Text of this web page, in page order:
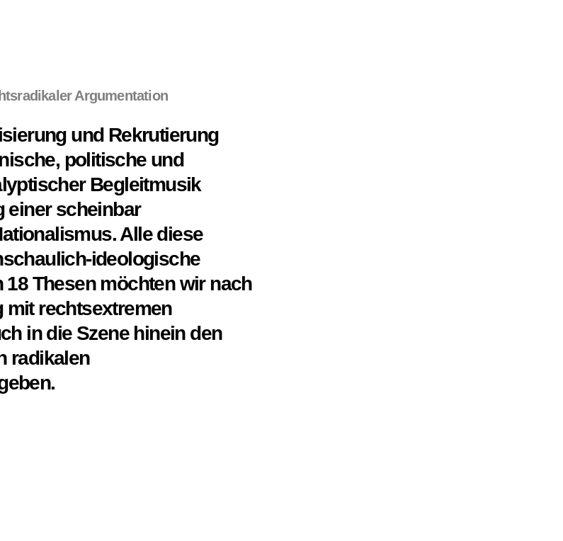
Argumentation
und Rekrutierung
politische und
Begleitmusik
einer scheinbar
Alle diese
ideologische
Thesen möchten wir nach
mit rechtsextremen
in die Szene hinein den
radikalen